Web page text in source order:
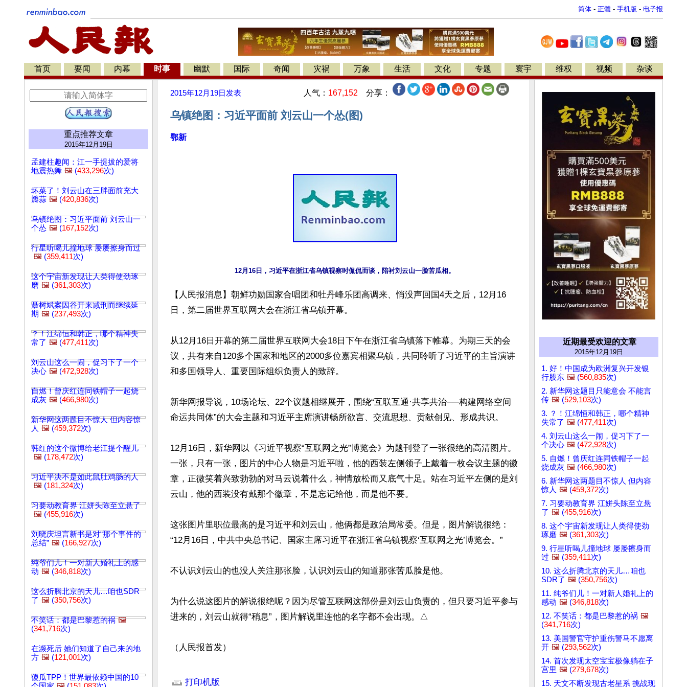
简体 - 正體 - 手机版 - 电子报
首页 要闻 内幕 时事 幽默 国际 奇闻 灾祸 万象 生活 文化 专题 寰宇 维权 视频 杂谈
重点推荐文章
2015年12月19日
孟建柱趣闻：江一手提拔的爱将
地震热舞 🖼️ (433,296次)
坏菜了！刘云山在三胖面前充大
瓣蒜 🖼️ (420,836次)
乌镇绝图：习近平面前 刘云山一
个怂 🖼️ (167,152次)
行星听喝儿撞地球 屡屡擦身而过
🖼️ (359,411次)
这个宇宙新发现让人类得使劲琢
磨 🖼️ (361,303次)
聂树斌案因谷开来减刑而继续延
期 🖼️ (237,493次)
？！江绵恒和韩正，哪个精神失
常了 🖼️ (477,411次)
刘云山这么一闹，促习下了一个
决心 🖼️ (472,928次)
自燃！曾庆红连同铁帽子一起烧
成灰 🖼️ (466,980次)
新华网这两题目不惊人 但内容惊
人 🖼️ (459,372次)
韩红的这个微博给老江提个醒儿
🖼️ (178,472次)
习近平决不是如此鼠肚鸡肠的人
🖼️ (181,324次)
习要动教育界 江姘头陈至立悬了
🖼️ (455,916次)
刘晓庆坦言新书是对“那个事件的
总结” 🖼️ (166,927次)
纯爷们儿！一对新人婚礼上的感
动 🖼️ (346,818次)
这么折腾北京的天儿…咱也SDR
了 🖼️ (350,756次)
不笑话：都是巴黎惹的祸 🖼️
(341,716次)
在濒死后 她们知道了自己来的地
方 🖼️ (121,001次)
傻瓜TPP！世界最依赖中国的10
2015年12月19日 发表 人气： 167,152 分享：
乌镇绝图：习近平面前 刘云山一个怂(图)
鄂新
12月16日，习近平在浙江省乌镇视察时侃侃而谈，陪衬刘云山一脸苦瓜相。
【人民报消息】朝鲜功勋国家合唱团和牡丹峰乐团高调来、悄没声回国4天之后，12月16
日，第二届世界互联网大会在浙江省乌镇开幕。
从12月16日开幕的第二届世界互联网大会18日下午在浙江省乌镇落下帷幕。为期三天的会
议，共有来自120多个国家和地区的2000多位嘉宾相聚乌镇，共同聆听了习近平的主旨演讲
和多国领导人、重要国际组织负责人的致辞。
新华网报导说，10场论坛、22个议题相继展开，围绕“互联互通·共享共治──构建网络空间
命运共同体”的大会主题和习近平主席演讲畅所欲言、交流思想、贡献创见、形成共识。
12月16日，新华网以《习近平视察“互联网之光”博览会》为题刊登了一张很绝的高清图片。
一张，只有一张，图片的中心人物是习近平啦，他的西装左侧领子上戴着一枚会议主题的徽
章，正微笑着兴致勃勃的对马云说着什么，神情放松而又底气十足。站在习近平左侧的是刘
云山，他的西装没有戴那个徽章，不是忘记给他，而是他不要。
这张图片里职位最高的是习近平和刘云山，他俩都是政治局常委。但是，图片解说很绝：
“12月16日，中共中央总书记、国家主席习近平在浙江省乌镇视察‘互联网之光’博览会。”
不认识刘云山的也没人关注那张脸，认识刘云山的知道那张苦瓜脸是他。
为什么说这图片的解说很绝呢？因为尽管互联网这部份是刘云山负责的，但只要习近平参与
进来的，刘云山就得“稍息”，图片解说里连他的名字都不会出现。△
（人民报首发）
打印机版
近期最受欢迎的文章
2015年12月19日
1. 好！中国成为欧洲复兴开发银
行股东 🖼️ (560,835次)
2. 新华网这题目只能意会 不能言
传 🖼️ (529,103次)
3. ？！江绵恒和韩正，哪个精神
失常了 🖼️ (477,411次)
4. 刘云山这么一闹，促习下了一
个决心 🖼️ (472,928次)
5. 自燃！曾庆红连同铁帽子一起
烧成灰 🖼️ (466,980次)
6. 新华网这两题目不惊人 但内容
惊人 🖼️ (459,372次)
7. 习要动教育界 江姘头陈至立悬
了 🖼️ (455,916次)
8. 这个宇宙新发现让人类得使劲
琢磨 🖼️ (361,303次)
9. 行星听喝儿撞地球 屡屡擦身而
过 🖼️ (359,411次)
10. 这么折腾北京的天儿…咱也
SDR了 🖼️ (350,756次)
11. 纯爷们儿！一对新人婚礼上的
感动 🖼️ (346,818次)
12. 不笑话：都是巴黎惹的祸 🖼️
(341,716次)
13. 美国警官守护重伤警马不愿离
开 🖼️ (293,562次)
14. 首次发现太空宝宝极像躺在子
宫里 🖼️ (279,678次)
15. 天文不断发现古老星系 挑战现